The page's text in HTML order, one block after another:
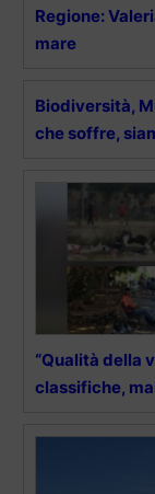
Regione:
mare
Biodiversità,
che soffre,
“Qualità della
classifiche,